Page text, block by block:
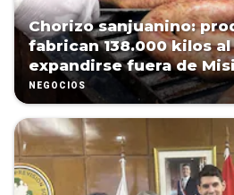
Chorizo sanjuanino:
fabrican 138.000 kilos
expandirse fuera de
NEGOCIOS